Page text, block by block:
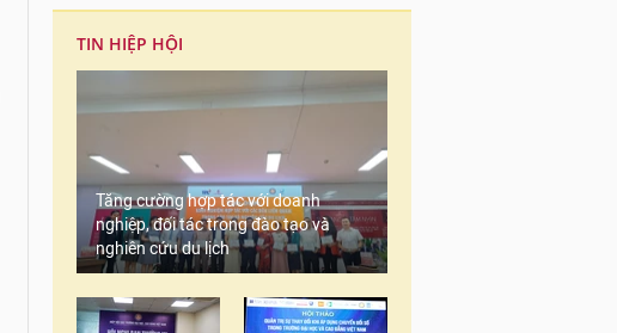
TIN HIỆP HỘI
Tăng cường hợp tác với doanh
nghiệp, đối tác trong đào tạo và
nghiên cứu du lịch